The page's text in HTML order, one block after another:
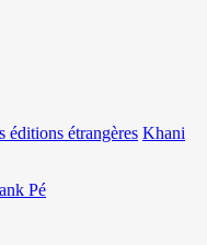
éditions étrangères Khani
Pé